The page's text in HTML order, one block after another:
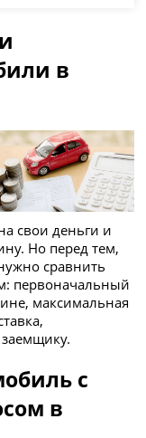
в
свои деньги и
Но перед тем,
сравнить
первоначальный
максимальная
с
в